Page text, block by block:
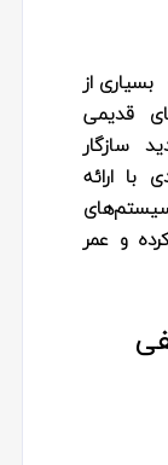
:بسیاری از
قدیمی
سازگار
با ارائه
و عمر